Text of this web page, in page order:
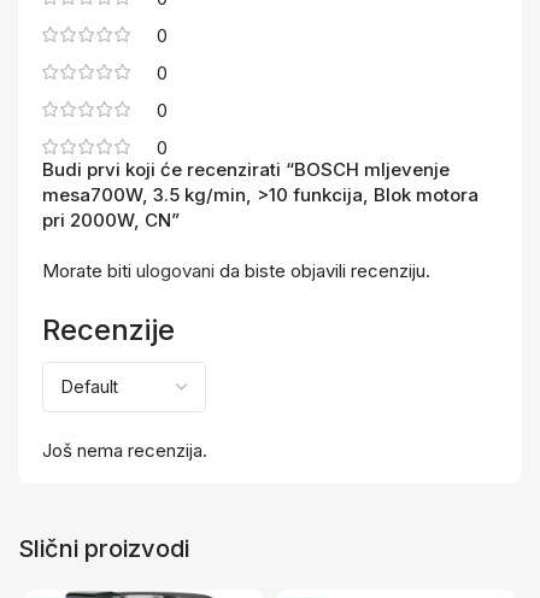
0
0
0
0
Recenzije
Još nema recenzija.
Budi prvi koji će recenzirati “BOSCH mljevenje
mesa700W, 3.5 kg/min, >10 funkcija, Blok motora
pri 2000W, CN”
Morate biti ulogovani da biste objavili recenziju.
Slični proizvodi